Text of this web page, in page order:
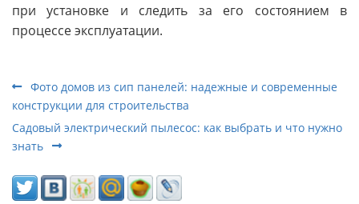
при установке и следить за его состоянием в
процессе эксплуатации.
Фото домов из сип панелей: надежные и современные
конструкции для строительства
Садовый электрический пылесос: как выбрать и что нужно
знать